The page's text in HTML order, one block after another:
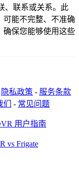
、联系或关系。此
可能不完整、不准确
确保您能够使用这些
隐私政策 - 服务条款
- 常见问题
用户指南
vs Frigate